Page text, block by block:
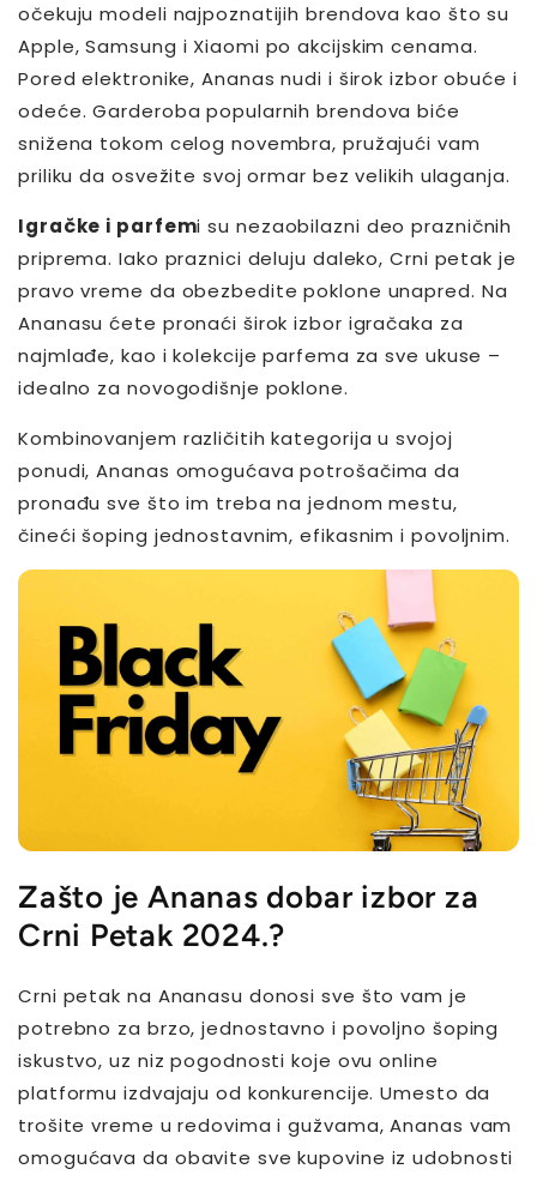
očekuju modeli najpoznatijih brendova kao što su
Apple, Samsung i Xiaomi po akcijskim cenama.
Pored elektronike, Ananas nudi i širok izbor obuće i
odeće. Garderoba popularnih brendova biće
snižena tokom celog novembra, pružajući vam
priliku da osvežite svoj ormar bez velikih ulaganja.
Igračke i parfemi su nezaobilazni deo prazničnih
priprema. Iako praznici deluju daleko, Crni petak je
pravo vreme da obezbedite poklone unapred. Na
Ananasu ćete pronaći širok izbor igračaka za
najmlađe, kao i kolekcije parfema za sve ukuse –
idealno za novogodišnje poklone.
Kombinovanjem različitih kategorija u svojoj
ponudi, Ananas omogućava potrošačima da
pronađu sve što im treba na jednom mestu,
čineći šoping jednostavnim, efikasnim i povoljnim.
Zašto je Ananas dobar izbor za
Crni Petak 2024.?
Crni petak na Ananasu donosi sve što vam je
potrebno za brzo, jednostavno i povoljno šoping
iskustvo, uz niz pogodnosti koje ovu online
platformu izdvajaju od konkurencije. Umesto da
trošite vreme u redovima i gužvama, Ananas vam
omogućava da obavite sve kupovine iz udobnosti